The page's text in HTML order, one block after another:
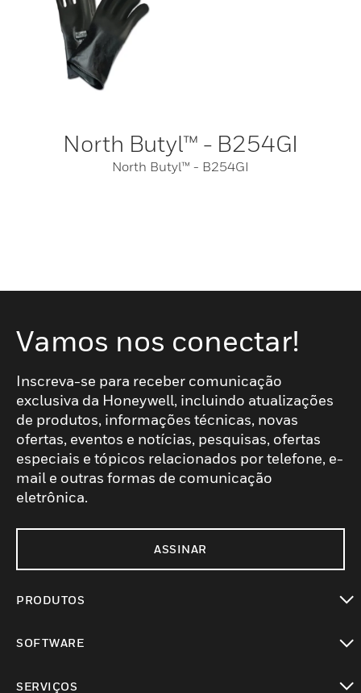
North Butyl™ - B254GI
North Butyl™ - B254GI
Vamos nos conectar!
Inscreva-se para receber comunicação
exclusiva da Honeywell, incluindo atualizações
de produtos, informações técnicas, novas
ofertas, eventos e notícias, pesquisas, ofertas
especiais e tópicos relacionados por telefone, e-
mail e outras formas de comunicação
eletrônica.
ASSINAR
PRODUTOS
SOFTWARE
SERVIÇOS